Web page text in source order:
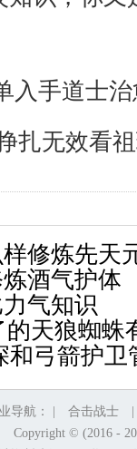
入手道士
扎无效看
修炼先天
酒气护体
气知识
天狼蜘蛛
和弓箭护卫
导航： | 合击战士
Copyright © (2016 -